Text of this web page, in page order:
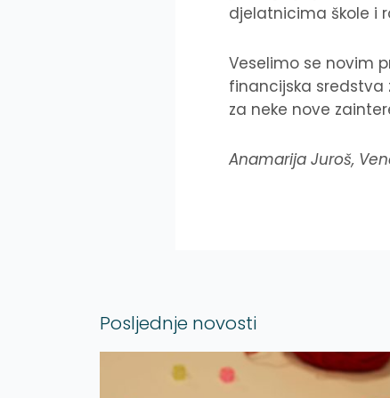
djelatnicima škole i
Veselimo se novim
financijska sredstva
za neke nove
Anamarija Juroš,
Posljednje novosti